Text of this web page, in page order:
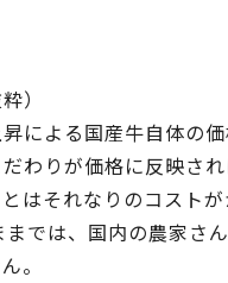
）
による国産牛自体の
わりが価格に反映され
はそれなりのコスト
では、国内の農家
。